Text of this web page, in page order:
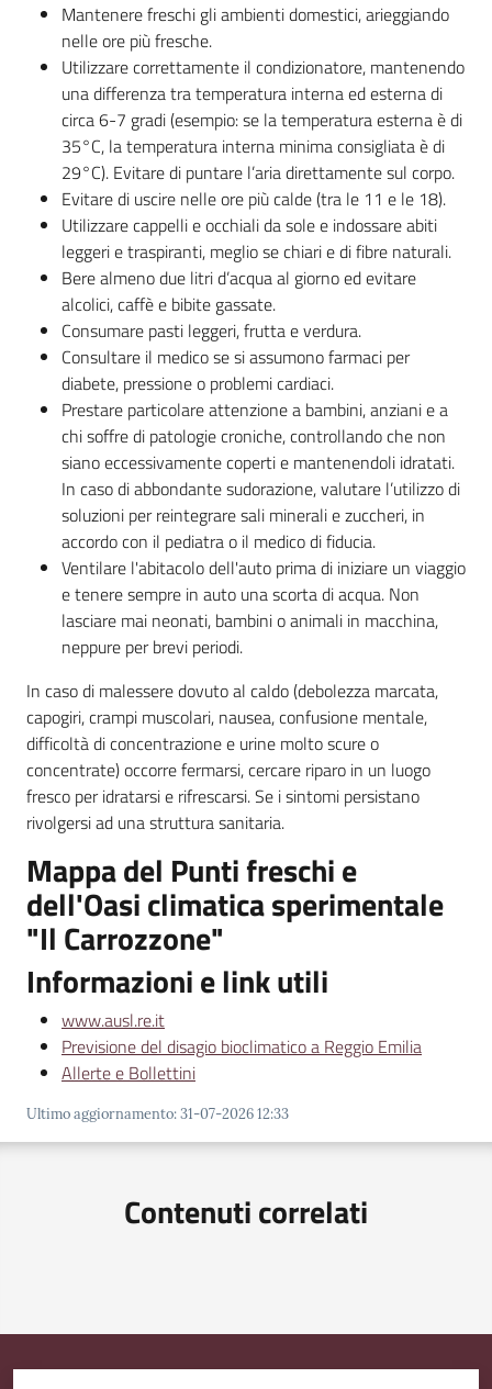
Seguici
Mantenere freschi gli ambienti domestici, arieggiando
nelle ore più fresche.
Utilizzare correttamente il condizionatore, mantenendo
una differenza tra temperatura interna ed esterna di
circa 6-7 gradi (esempio: se la temperatura esterna è di
35°C, la temperatura interna minima consigliata è di
29°C). Evitare di puntare l’aria direttamente sul corpo.
Evitare di uscire nelle ore più calde (tra le 11 e le 18).
Utilizzare cappelli e occhiali da sole e indossare abiti
leggeri e traspiranti, meglio se chiari e di fibre naturali.
Bere almeno due litri d’acqua al giorno ed evitare
alcolici, caffè e bibite gassate.
Consumare pasti leggeri, frutta e verdura.
Consultare il medico se si assumono farmaci per
diabete, pressione o problemi cardiaci.
Prestare particolare attenzione a bambini, anziani e a
chi soffre di patologie croniche, controllando che non
siano eccessivamente coperti e mantenendoli idratati.
In caso di abbondante sudorazione, valutare l’utilizzo di
soluzioni per reintegrare sali minerali e zuccheri, in
accordo con il pediatra o il medico di fiducia.
Ventilare l'abitacolo dell'auto prima di iniziare un viaggio
e tenere sempre in auto una scorta di acqua. Non
lasciare mai neonati, bambini o animali in macchina,
neppure per brevi periodi.
In caso di malessere dovuto al caldo (debolezza marcata,
capogiri, crampi muscolari, nausea, confusione mentale,
difficoltà di concentrazione e urine molto scure o
concentrate) occorre fermarsi, cercare riparo in un luogo
fresco per idratarsi e rifrescarsi. Se i sintomi persistano
rivolgersi ad una struttura sanitaria.
Mappa del Punti freschi e
dell'Oasi climatica sperimentale
"Il Carrozzone"
Informazioni e link utili
www.ausl.re.it
Previsione del disagio bioclimatico a Reggio Emilia
Allerte e Bollettini
Ultimo aggiornamento:31-07-2026 12:33
Contenuti correlati